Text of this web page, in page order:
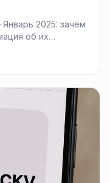
2025: зачем
об их